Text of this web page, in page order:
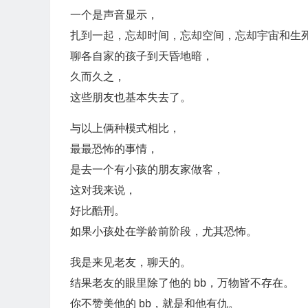
一个是声音显示，
扎到一起，忘却时间，忘却空间，忘却宇宙和生
聊各自家的孩子到天昏地暗，
久而久之，
这些朋友也基本失去了。
与以上俩种模式相比，
最最恐怖的事情，
是去一个有小孩的朋友家做客，
这对我来说，
好比酷刑。
如果小孩处在学龄前阶段，尤其恐怖。
我是来见老友，聊天的。
结果老友的眼里除了他的 bb，万物皆不存在。
你不赞美他的 bb，就是和他有仇。